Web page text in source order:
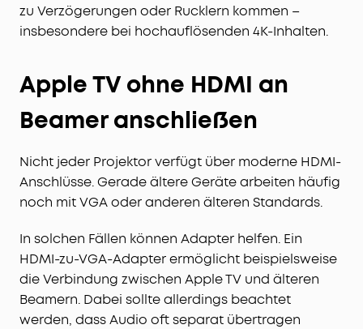
zu Verzögerungen oder Rucklern kommen –
insbesondere bei hochauflösenden 4K-Inhalten.
Apple TV ohne HDMI an
Beamer anschließen
Nicht jeder Projektor verfügt über moderne HDMI-
Anschlüsse. Gerade ältere Geräte arbeiten häufig
noch mit VGA oder anderen älteren Standards.
In solchen Fällen können Adapter helfen. Ein
HDMI-zu-VGA-Adapter ermöglicht beispielsweise
die Verbindung zwischen Apple TV und älteren
Beamern. Dabei sollte allerdings beachtet
werden, dass Audio oft separat übertragen